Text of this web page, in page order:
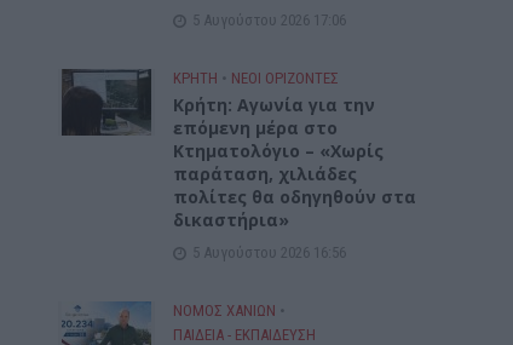
5 Αυγούστου 2026 17:06
ΚΡΗΤΗ • ΝΕΟΙ ΟΡΙΖΟΝΤΕΣ
Kρήτη: Αγωνία για την
επόμενη μέρα στο
Κτηματολόγιο – «Χωρίς
παράταση, χιλιάδες
πολίτες θα οδηγηθούν στα
δικαστήρια»
5 Αυγούστου 2026 16:56
ΝΟΜΌΣ ΧΑΝΊΩΝ •
ΠΑΙΔΕΙΑ - ΕΚΠΑΙΔΕΥΣΗ